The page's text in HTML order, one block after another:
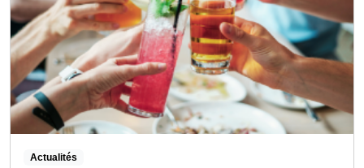
Actualités